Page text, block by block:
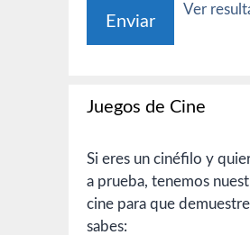
Ver
Juegos de Cine
Si eres un cinéfilo y
a prueba, tenemos
cine para que
sabes: